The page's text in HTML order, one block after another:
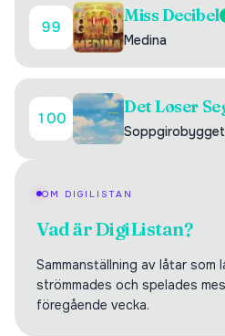
99
Miss Decibel
Medina
100
Det Løser
Soppgirobygget
OM DIGILISTAN
Vad är DigiListan?
Sammanställning av låtar som
strömmades och spelades
föregående vecka.